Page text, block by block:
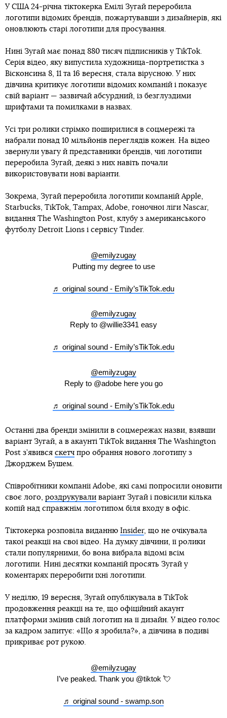
У США 24-річна тіктокерка Емілі Зугай переробила
логотипи відомих брендів, пожартувавши з дизайнерів, які
оновлюють старі логотипи для просування.
Нині Зугай має понад 880 тисяч підписників у TikTok.
Серія відео, яку випустила художница-портретистка з
Вісконсина 8, 11 та 16 вересня, стала вірусною. У них
дівчина критикує логотипи відомих компаній і показує
свій варіант — зазвичай абсурдний, із безглуздими
шрифтами та помилками в назвах.
Усі три ролики стрімко поширилися в соцмережі та
набрали понад 10 мільйонів переглядів кожен. На відео
звернули увагу й представники брендів, чиї логотипи
переробила Зугай, деякі з них навіть почали
використовувати нові варіанти.
Зокрема, Зугай переробила логотипи компаній Apple,
Starbucks, TikTok, Tampax, Adobe, гоночної ліги Nascar,
видання The Washington Post, клубу з американського
футболу Detroit Lions і сервісу Tinder.
@emilyzugay
Putting my degree to use
♬ original sound - Emily’sTikTok.edu
@emilyzugay
Reply to @willie3341 easy
♬ original sound - Emily’sTikTok.edu
@emilyzugay
Reply to @adobe here you go
♬ original sound - Emily’sTikTok.edu
Останні два бренди змінили в соцмережах назви, взявши
варіант Зугай, а в акаунті TikTok видання The Washington
Post з’явився скетч про обрання нового логотипу з
Джорджем Бушем.
Співробітники компанії Adobe, які самі попросили оновити
своє лого, роздрукували варіант Зугай і повісили кілька
копій над справжнім логотипом біля входу в офіс.
Тіктокерка розповіла виданню Insider, що не очікувала
такої реакції на свої відео. На думку дівчини, її ролики
стали популярними, бо вона вибрала відомі всім
логотипи. Нині десятки компаній просять Зугай у
коментарях переробити їхні логотипи.
У неділю, 19 вересня, Зугай опублікувала в TikTok
продовження реакції на те, що офіційний акаунт
платформи змінив свій логотип на її дизайн. У відео голос
за кадром запитує: «Що я зробила?», а дівчина в подиві
прикриває рот рукою.
@emilyzugay
I’ve peaked. Thank you @tiktok 💘
♬ original sound - swamp.son